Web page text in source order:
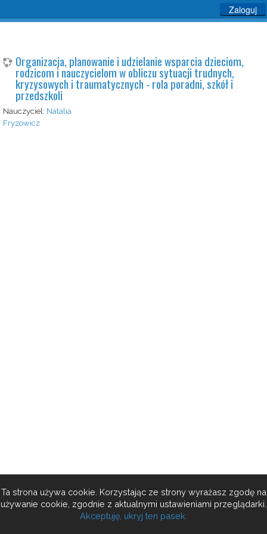
Zaloguj
Organizacja, planowanie i udzielanie wsparcia dzieciom,
rodzicom i nauczycielom w obliczu sytuacji trudnych,
kryzysowych i traumatycznych - rola poradni, szkół i
przedszkoli
Nauczyciel: Natalia
Fryzowicz
Ta strona używa cookie. Korzystając ze strony wyrażasz zgodę na
używanie cookie, zgodnie z aktualnymi ustawieniami przeglądarki.
Akceptuję, ukryj ten pasek.